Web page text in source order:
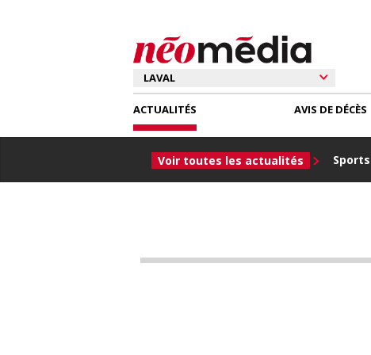
ACTUALITÉS
Voir toutes les actualités
AVIS DE DÉCÈS